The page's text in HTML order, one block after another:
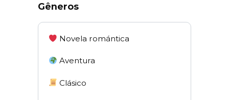
Gêneros
Novela romántica
Aventura
Clásico